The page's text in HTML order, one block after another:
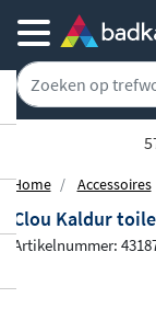
Home Accessoires
Clou Kaldur
Artikelnummer: